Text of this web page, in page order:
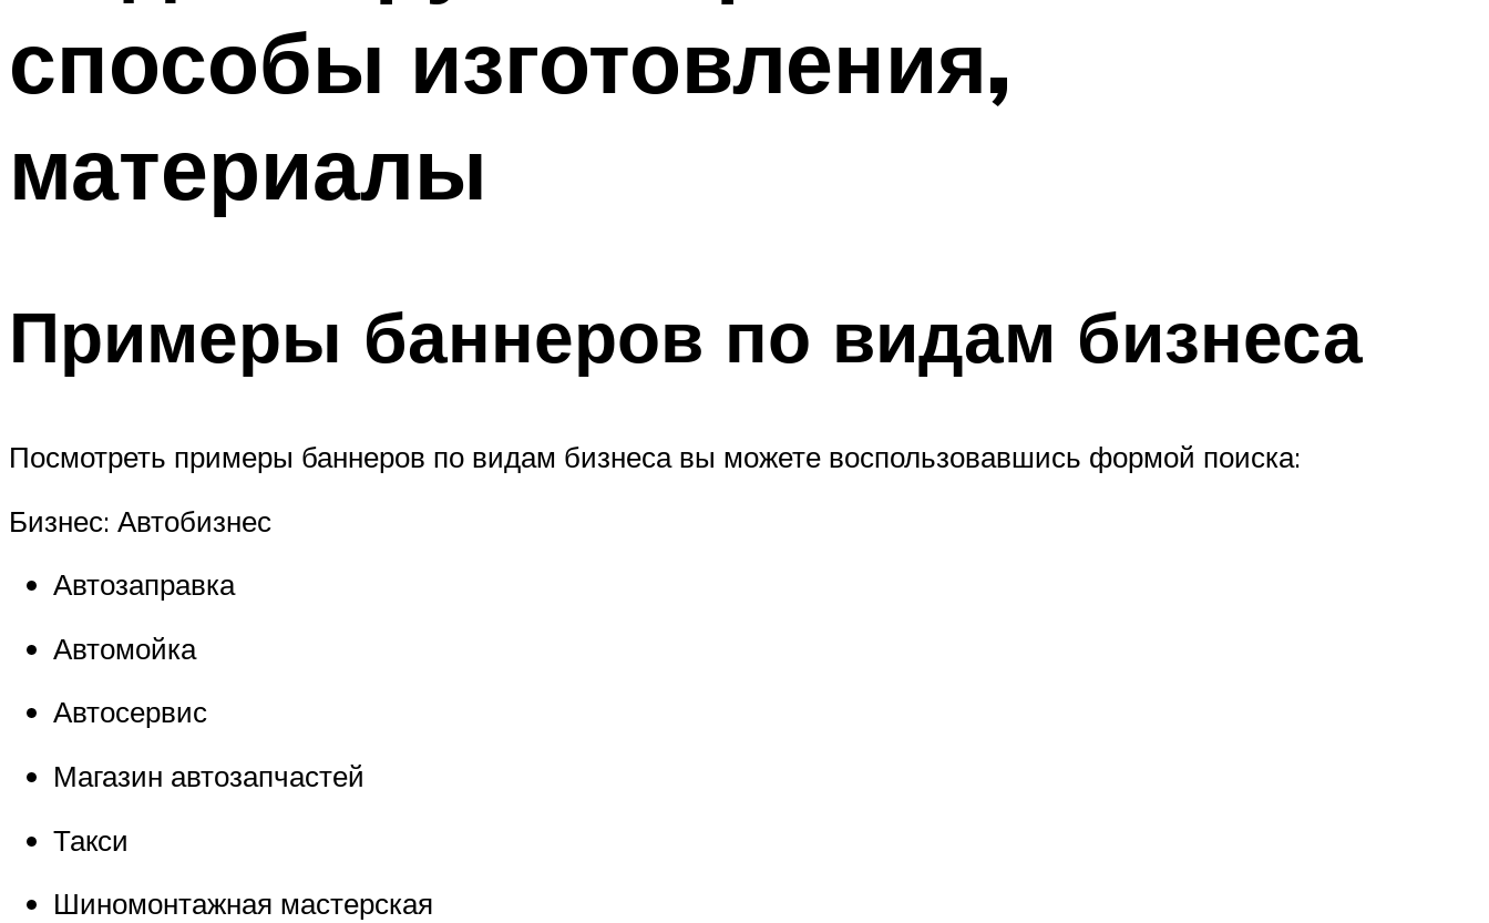
способы изготовления,
материалы
Примеры баннеров по видам бизнеса
Посмотреть примеры баннеров по видам бизнеса вы можете воспользовавшись формой поиска:
Бизнес: Автобизнес
Автозаправка
Автомойка
Автосервис
Магазин автозапчастей
Такси
Шиномонтажная мастерская